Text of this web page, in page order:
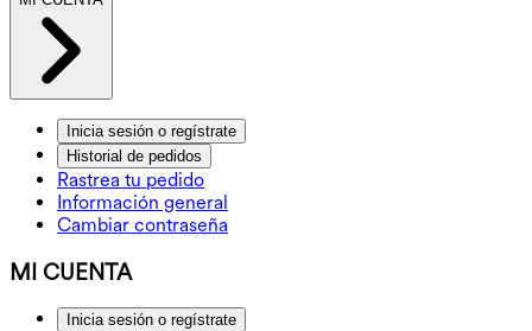
Inicia sesión o regístrate
Historial de pedidos
Rastrea tu pedido
Información general
Cambiar contraseña
MI CUENTA
Inicia sesión o regístrate